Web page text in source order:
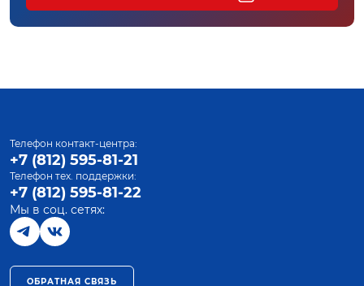
Телефон контакт-центра:
+7 (812) 595-81-21
Телефон тех. поддержки:
+7 (812) 595-81-22
Мы в соц. сетях:
ОБРАТНАЯ СВЯЗЬ